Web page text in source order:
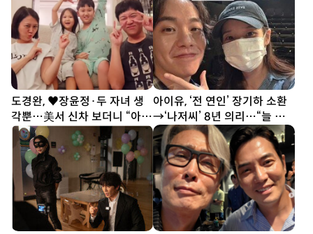
도경완, ♥장윤정·두 자녀 생
각뿐…美서 신차 보더니 “아빠
열심히 할게” [SD톡톡]
아이유, ‘전 연인’ 장기하 소환
→‘나저씨’ 8년 의리…“늘 든
든” [SD톡톡]